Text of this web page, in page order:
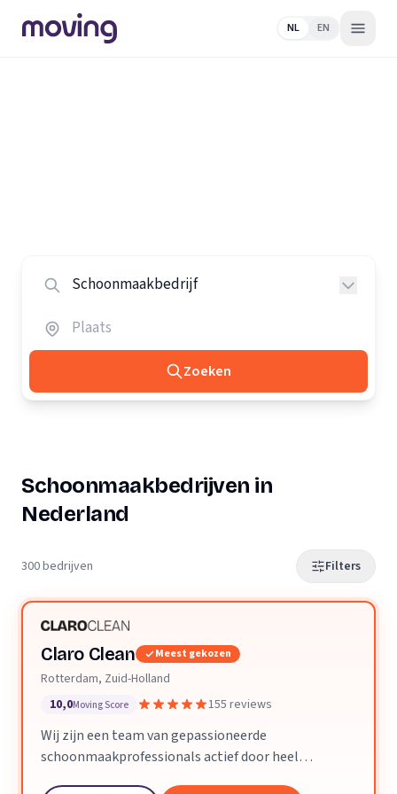
NL EN
Zoeken
Schoonmaakbedrijven in
Nederland
300 bedrijven Filters
Claro Clean Meest gekozen
Rotterdam, Zuid-Holland
10,0Moving Score 155 reviews
Wij zijn een team van gepassioneerde
schoonmaakprofessionals actief door heel